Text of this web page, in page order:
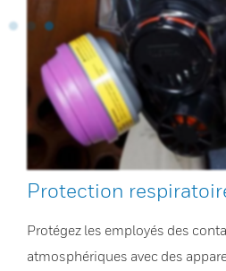
Protection
Protégez les employés des
atmosphériques avec des